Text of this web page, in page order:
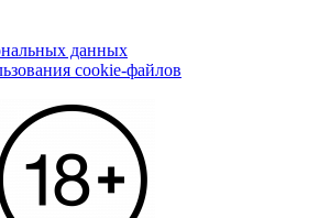
данных
cookie-файлов